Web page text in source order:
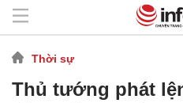
Thời sự
Thủ tướng phát